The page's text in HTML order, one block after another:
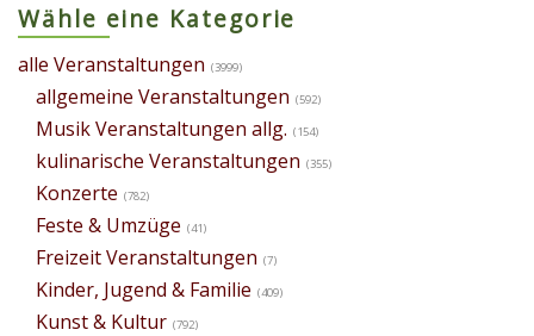
Wähle eine Kategorie
alle Veranstaltungen (3999)
allgemeine Veranstaltungen (592)
Musik Veranstaltungen allg. (154)
kulinarische Veranstaltungen (355)
Konzerte (782)
Feste & Umzüge (41)
Freizeit Veranstaltungen (7)
Kinder, Jugend & Familie (409)
Kunst & Kultur (792)